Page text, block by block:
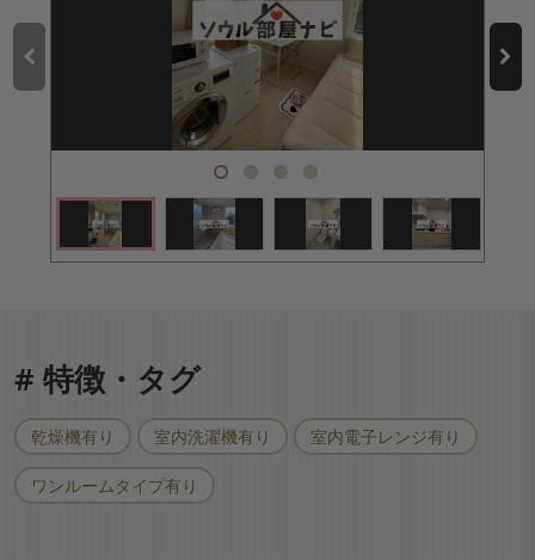
# 特徴・タグ
乾燥機有り 室内洗濯機有り 室内電子レンジ有り
ワンルームタイプ有り